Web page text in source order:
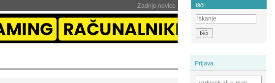
Zadnje novice Išči:
Prijava